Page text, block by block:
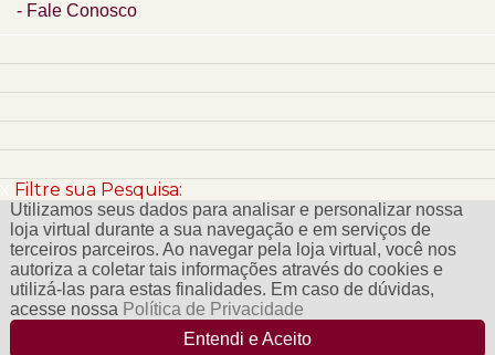
Fale Conosco
Filtre sua Pesquisa:
Utilizamos seus dados para analisar e personalizar nossa
loja virtual durante a sua navegação e em serviços de
terceiros parceiros. Ao navegar pela loja virtual, você nos
autoriza a coletar tais informações através do cookies e
utilizá-las para estas finalidades. Em caso de dúvidas,
acesse nossa Política de Privacidade
Entendi e Aceito